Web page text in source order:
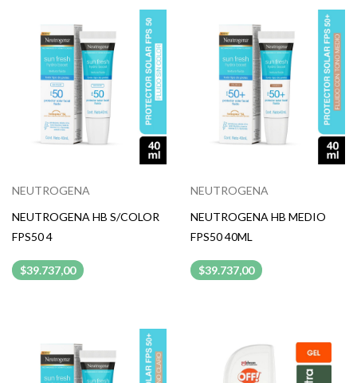
NEUTROGENA
NEUTROGENA HB S/COLOR
FPS50 4
$39.737,00
NEUTROGENA
NEUTROGENA HB MEDIO
FPS50 40ML
$39.737,00